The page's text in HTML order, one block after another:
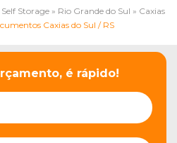
Storage » Rio Grande do Sul » Caxias
Caxias do Sul / RS
é rápido!